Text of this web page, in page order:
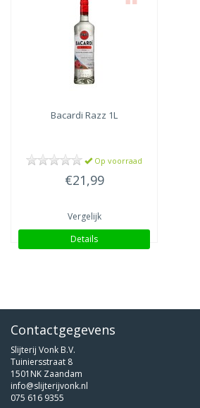
Bacardi Razz 1L
Op voorraad
€21,99
Vergelijk
Details
Contactgegevens
Slijterij Vonk B.V.
Tuiniersstraat 8
1501NK Zaandam
info@slijterijvonk.nl
075 616 9355